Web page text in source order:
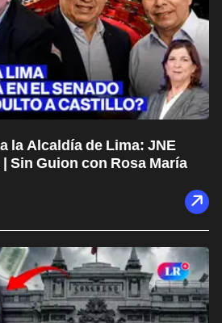
la Alcaldía de Lima: JNE
Sin Guion con Rosa María